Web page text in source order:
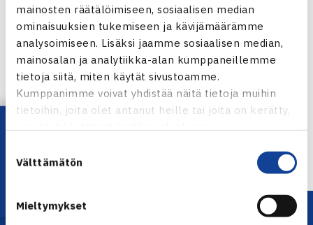
mainosten räätälöimiseen, sosiaalisen median
ominaisuuksien tukemiseen ja kävijämäärämme
analysoimiseen. Lisäksi jaamme sosiaalisen median,
mainosalan ja analytiikka-alan kumppaneillemme
tietoja siitä, miten käytät sivustoamme.
Kumppanimme voivat yhdistää näitä tietoja muihin
tietoihin, joita olet antanut heille tai joita on kerätty,
valinta
Välttämätön
Mieltymykset
Jaa:
Lataa OmaTennis!